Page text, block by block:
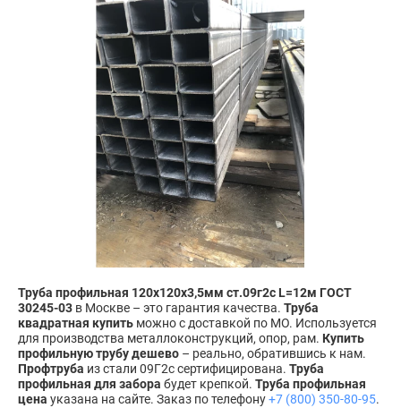
Труба профильная 120х120х3,5мм ст.09г2с L=12м ГОСТ
30245-03 в Москве – это гарантия качества. Труба
квадратная купить можно с доставкой по МО. Используется
для производства металлоконструкций, опор, рам. Купить
профильную трубу дешево – реально, обратившись к нам.
Профтруба из стали 09Г2с сертифицирована. Труба
профильная для забора будет крепкой. Труба профильная
цена указана на сайте. Заказ по телефону+7 (800) 350-80-95.